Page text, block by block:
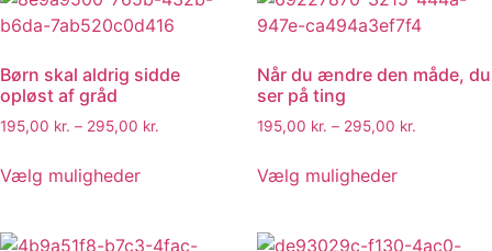
Børn skal aldrig sidde
opløst af gråd
195,00 kr. – 295,00 kr.
Vælg muligheder
Når du ændre den måde, du
ser på ting
195,00 kr. – 295,00 kr.
Vælg muligheder